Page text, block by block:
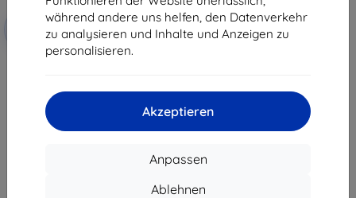
während andere uns helfen, den Datenverkehr
zu analysieren und Inhalte und Anzeigen zu
personalisieren.
Akzeptieren
Anpassen
Ablehnen
Rabatt
mit
Gutschein
EXTRA10
€ 29,90
Letztes Stück auf Lager